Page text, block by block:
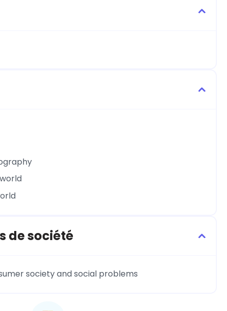
de société
society and social problems